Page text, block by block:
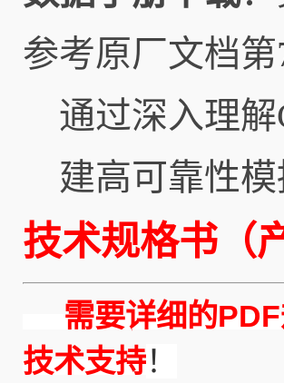
参考原厂文档第
通过深入理
建高可靠性
技术规格书（
需要详细的PDF
技术支持！